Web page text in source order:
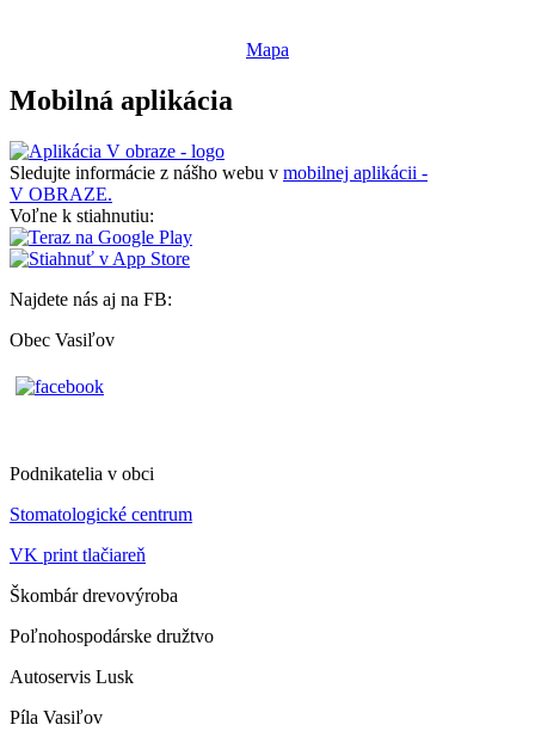
Mapa
Mobilná aplikácia
Sledujte informácie z nášho webu v mobilnej aplikácii -
V OBRAZE.
Voľne k stiahnutiu:
Najdete nás aj na FB:
Obec Vasiľov
Podnikatelia v obci
Stomatologické centrum
VK print tlačiareň
Škombár drevovýroba
Poľnohospodárske družtvo
Autoservis Lusk
Píla Vasiľov